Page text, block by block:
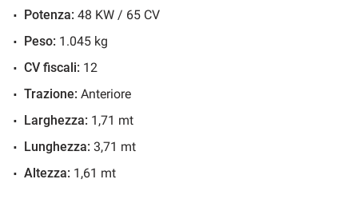
Cruise Control
ESP
Fendinebbia
Filtro antiparticolato
Frenata d'emergenza assistita
Front Assist
Immobilizzatore elettronico
Potenza: 48 KW / 65 CV
Peso: 1.045 kg
CV fiscali: 12
Trazione: Anteriore
Larghezza: 1,71 mt
Lunghezza: 3,71 mt
Altezza: 1,61 mt